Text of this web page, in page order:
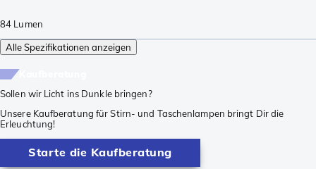
84 Lumen
Alle Spezifikationen anzeigen
Sollen wir Licht ins Dunkle bringen?
Unsere Kaufberatung für Stirn- und Taschenlampen bringt Dir die
Erleuchtung!
Starte die Kaufberatung